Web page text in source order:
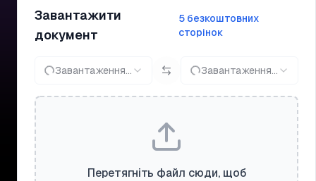
Завантажити
документ
5 безкоштовних
сторінок
Завантаження... Завантаження...
Перетягніть файл сюди, щоб